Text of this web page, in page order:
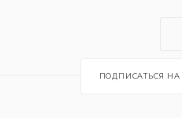
ПОДПИСАТЬСЯ